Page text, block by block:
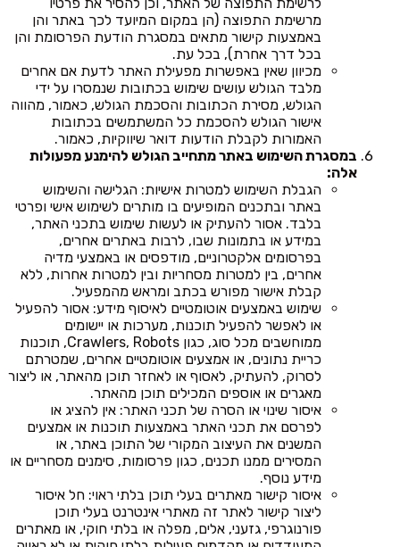
מרשימת התפוצה (הן במקום המיועד לכך באתר והן
באמצעות קישור מתאים במסגרת הודעת הפרסומת והן
בכל דרך אחרת), בכל עת.
מכיוון שאין באפשרות מפעילת האתר לדעת אם אחרים
מלבד הגולש עושים שימוש בכתובות שנמסרו על ידי
הגולש, מסירת הכתובות והסכמת הגולש, כאמור, מהווה
אישור הגולש להסכמת כל המשתמשים בכתובות
האמורות לקבלת הודעות דואר שיווקיות, כאמור.
במסגרת השימוש באתר מתחייב הגולש להימנע מפעולות
אלה:
הגבלת השימוש למטרות אישיות: הגלישה והשימוש
באתר ובתכנים המופיעים בו מותרים לשימוש אישי ופרטי
בלבד. אסור להעתיק או לעשות שימוש בתכני האתר,
במידע או בתמונות שבו, לרבות באתרים אחרים,
בפרסומים אלקטרוניים, מודפסים או באמצעי מדיה
אחרים, בין למטרות מסחריות ובין למטרות אחרות, ללא
קבלת אישור מפורש בכתב ומראש מהמפעיל.
שימוש באמצעים אוטומטיים לאיסוף מידע: אסור להפעיל
או לאפשר להפעיל תוכנות, מערכות או יישומים
ממוחשבים מכל סוג, כגון Crawlers, Robots, תוכנות
כריית נתונים, או אמצעים אוטומטיים אחרים, שמטרתם
לסרוק, להעתיק, לאסוף או לאחזר תוכן מהאתר, או ליצור
מאגרים או אוספים המכילים תוכן מהאתר.
איסור שינוי או הסרה של תכני האתר: אין להציג או
לפרסם את תכני האתר באמצעות תוכנות או אמצעים
המשנים את העיצוב המקורי של התוכן באתר, או
המסירים ממנו תכנים, כגון פרסומות, סימנים מסחריים או
מידע נוסף.
איסור קישור מאתרים בעלי תוכן בלתי ראוי: חל איסור
ליצור קישור לאתר זה מאתרי אינטרנט בעלי תוכן
פורנוגרפי, גזעני, אלים, מפלה או בלתי חוקי, או מאתרים